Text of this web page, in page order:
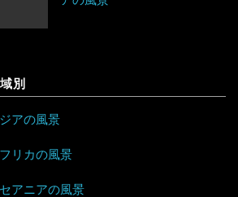
別
アの風景
リカの風景
アニアの風景
イギリス
スコットランド